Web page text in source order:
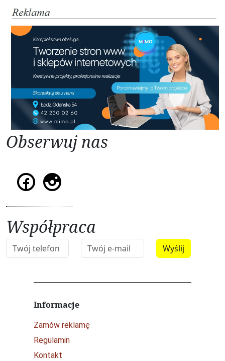
Obserwuj nas
Współpraca
Informacje
Zamów reklamę
Regulamin
Kontakt